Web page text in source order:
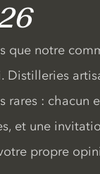
que notre
Distilleries
rares : chacun
et une
propre